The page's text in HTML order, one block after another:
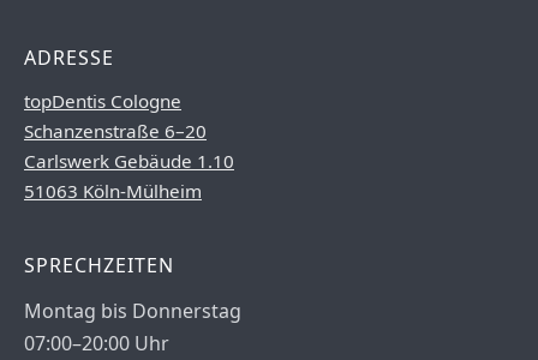
ADRESSE
topDentis Cologne
Schanzenstraße 6–20
Carlswerk Gebäude 1.10
51063 Köln-Mülheim
SPRECHZEITEN
Montag bis Donnerstag
07:00–20:00 Uhr